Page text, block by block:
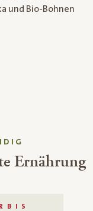
und Bio-Bohnen
Ernährung